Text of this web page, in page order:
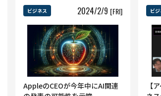
ビジネス 2024/2/9 [FRI]
AppleのCEOが今年中にAI関連
ビ
【